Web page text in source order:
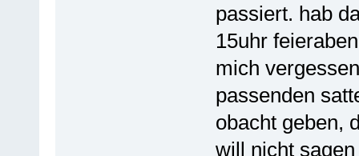
passiert. hab
15uhr
mich
passenden
obacht geben,
will nichtsagen